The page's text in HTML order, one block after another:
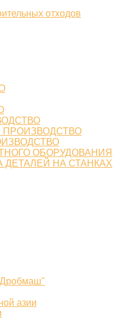
отходов
ОБОРУДОВАНИЯ
НА СТАНКАХ
азии